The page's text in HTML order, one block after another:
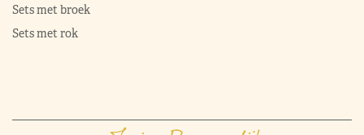
Sets met broek
Sets met rok